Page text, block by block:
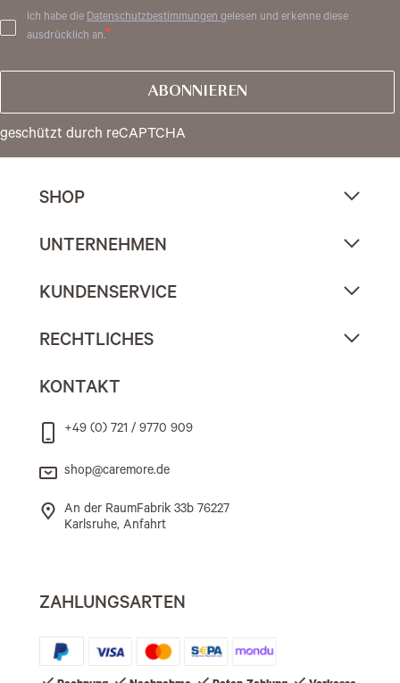
Ich habe die Datenschutzbestimmungengelesen und erkenne diese
ausdrücklich an.
ABONNIEREN
geschützt durch reCAPTCHA
SHOP
UNTERNEHMEN
KUNDENSERVICE
RECHTLICHES
KONTAKT
+49 (0) 721 / 9770 909
shop@caremore.de
An der RaumFabrik 33b 76227
Karlsruhe, Anfahrt
ZAHLUNGSARTEN